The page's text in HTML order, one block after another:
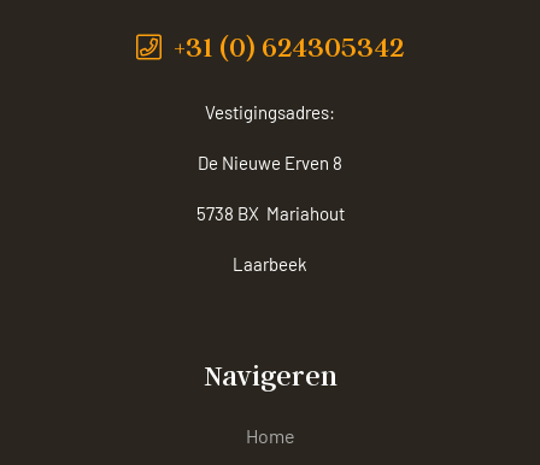
+31 (0) 624305342
Vestigingsadres:
De Nieuwe Erven 8
5738 BX Mariahout
Laarbeek
Navigeren
Home